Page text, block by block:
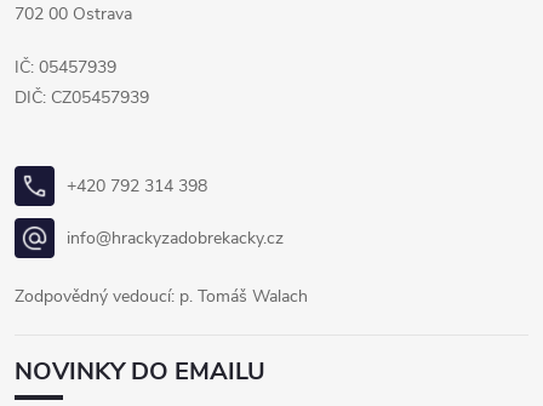
702 00 Ostrava
IČ: 05457939
DIČ: CZ05457939
+420 792 314 398
info@hrackyzadobrekacky.cz
Zodpovědný vedoucí: p. Tomáš Walach
NOVINKY DO EMAILU